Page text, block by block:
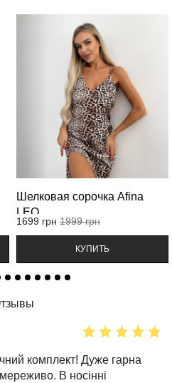
Шелковая сорочка Afina
LEO
1699 грн 1999грн
КУПИТЬ
комплект! Дуже гарна
В носінні